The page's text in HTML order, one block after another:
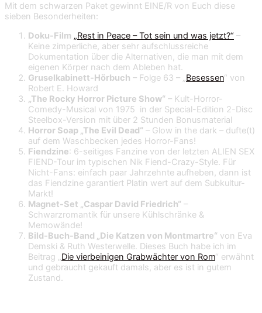
Mit dem schwarzen Paket gewinnt EINE/R von Euch diese
sieben Besonderheiten:
Doku-Film „Rest in Peace – Tot sein und was jetzt?“ –
Keine zimperliche, aber sehr aufschlussreiche
Dokumentation über die Alternativen, die man mit dem
eigenen Körper nach dem Ableben hat.
Gruselkabinett-Hörbuch – Folge 63 – „Besessen“ von
Robert E. Howard
„The Rocky Horror Picture Show“ – Kult-Horror-
Comedy-Musical von 1975 in der Special-Edition 2-Disc
Steelbox-Version mit über 2 Stunden Bonusmaterial
Horror Soap „The Evil Dead“ – Glow in the dark – dufte(t)
auf dem Waschbecken jedes Horror-Fans!
Fiendzine: 6-seitiges Fanzine von der letzten ALIEN SEX
FIEND-Tour im typischen Nik Fiend-Crazy-Style. Für
Nicht-Fans: einfach paar Jahrzehnte aufheben, dann ist
das Fiendzine garantiert Platin wert auf dem Subkultur-
Markt!
Magnet-Set „Caspar David Friedrich“ –
Schwarzromantik für unsere Kühlschränke &
Memowände!
Bild-Buch-Band „Die Katzen von Montmartre“ von Eva
Demski & Ruth Westerwelle. Dieses Buch habe ich im
Beitrag „Die vierbeinigen Grabwächter von Rom“ erwähnt
und gebraucht gekauft damals, aber es ist in gutem
Zustand.